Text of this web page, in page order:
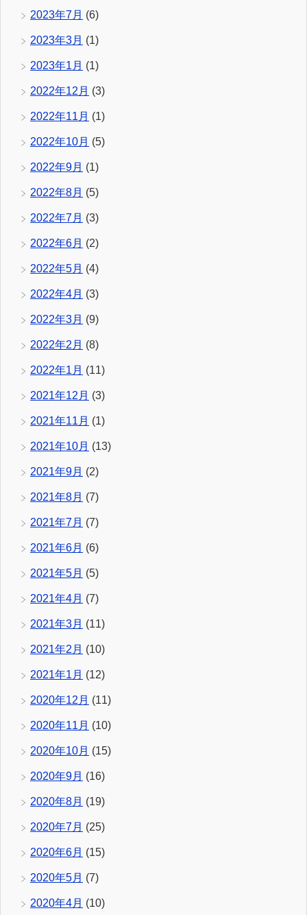
2023年7月 (6)
2023年3月 (1)
2023年1月 (1)
2022年12月 (3)
2022年11月 (1)
2022年10月 (5)
2022年9月 (1)
2022年8月 (5)
2022年7月 (3)
2022年6月 (2)
2022年5月 (4)
2022年4月 (3)
2022年3月 (9)
2022年2月 (8)
2022年1月 (11)
2021年12月 (3)
2021年11月 (1)
2021年10月 (13)
2021年9月 (2)
2021年8月 (7)
2021年7月 (7)
2021年6月 (6)
2021年5月 (5)
2021年4月 (7)
2021年3月 (11)
2021年2月 (10)
2021年1月 (12)
2020年12月 (11)
2020年11月 (10)
2020年10月 (15)
2020年9月 (16)
2020年8月 (19)
2020年7月 (25)
2020年6月 (15)
2020年5月 (7)
2020年4月 (10)